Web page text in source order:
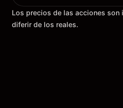
Los precios de las acciones son
diferir de los reales.